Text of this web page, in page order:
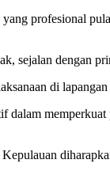
profesional
sejalan dengan
di
dalam